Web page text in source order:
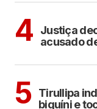
4
Justiça
acusado
5 Tirullipa
biquíni e